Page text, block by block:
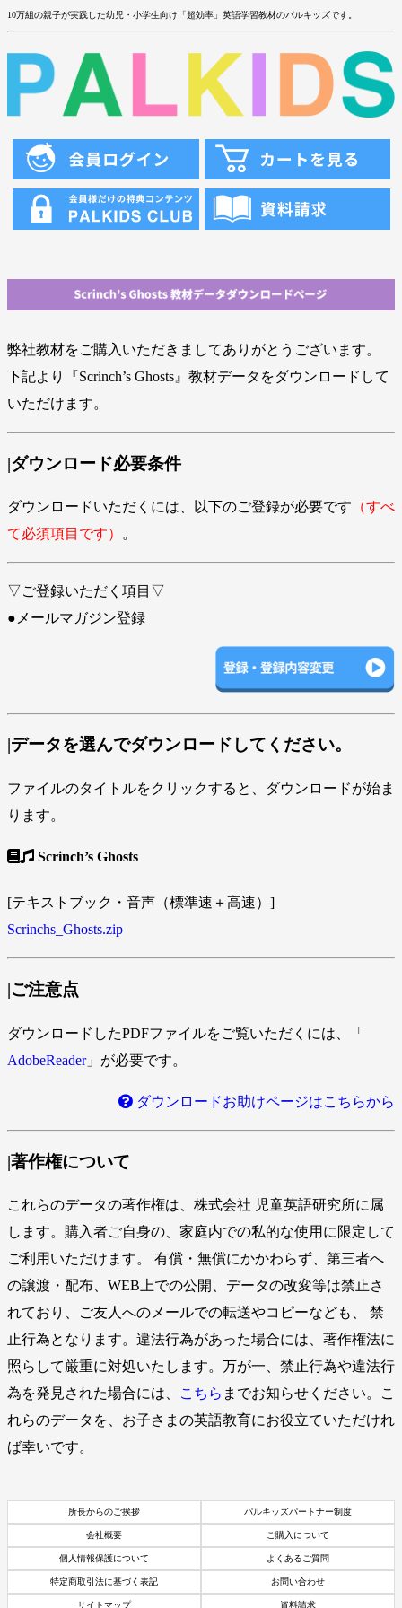
10万組の親子が実践した幼児・小学生向け「超効率」英語学習教材のパルキッズです。
弊社教材をご購入いただきましてありがとうございます。
下記より『Scrinch’s Ghosts』教材データをダウンロードして
いただけます。
|ダウンロード必要条件
ダウンロードいただくには、以下のご登録が必要です （すべ
て必須項目です）
。
▽ご登録いただく項目▽
●メールマガジン登録
|データを選んでダウンロードしてください。
ファイルのタイトルをクリックすると、ダウンロードが始ま
ります。
Scrinch’s Ghosts
[テキストブック・音声（標準速＋高速）]
Scrinchs_Ghosts.zip
|ご注意点
ダウンロードしたPDFファイルをご覧いただくには、「
AdobeReader」が必要です。
ダウンロードお助けページはこちらから
|著作権について
これらのデータの著作権は、株式会社 児童英語研究所に属
します。購入者ご自身の、家庭内での私的な使用に限定して
ご利用いただけます。 有償・無償にかかわらず、第三者へ
の譲渡・配布、WEB上での公開、データの改変等は禁止さ
れており、ご友人へのメールでの転送やコピーなども、 禁
止行為となります。違法行為があった場合には、著作権法に
照らして厳重に対処いたします。万が一、禁止行為や違法行
為を発見された場合には、
こちら までお知らせください。こ
れらのデータを、お子さまの英語教育にお役立ていただけれ
ば幸いです。
所長からのご挨拶 パルキッズパートナー制度
会社概要 ご購入について
個人情報保護について よくあるご質問
特定商取引法に基づく表記 お問い合わせ
サイトマップ 資料請求